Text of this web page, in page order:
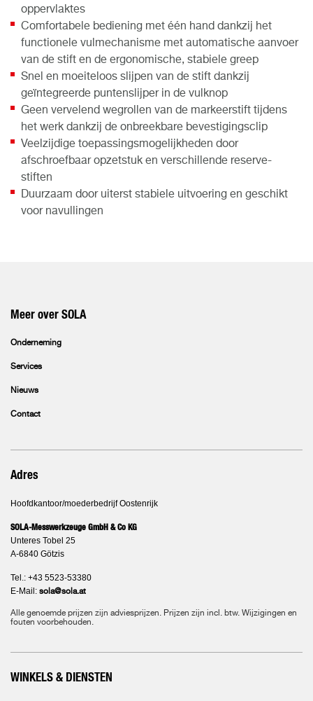
oppervlaktes
Comfortabele bediening met één hand dankzij het
functionele vulmechanisme met automatische aanvoer
van de stift en de ergonomische, stabiele greep
Snel en moeiteloos slijpen van de stift dankzij
geïntegreerde puntenslijper in de vulknop
Geen vervelend wegrollen van de markeerstift tijdens
het werk dankzij de onbreekbare bevestigingsclip
Veelzijdige toepassingsmogelijkheden door
afschroefbaar opzetstuk en verschillende reserve-
stiften
Duurzaam door uiterst stabiele uitvoering en geschikt
voor navullingen
Meer over SOLA
Onderneming
Services
Nieuws
Contact
Adres
Hoofdkantoor/moederbedrijf Oostenrijk
SOLA-Messwerkzeuge GmbH & Co KG
Unteres Tobel 25
A-6840 Götzis
Tel.: +43 5523-53380
E-Mail: sola@sola.at
Alle genoemde prijzen zijn adviesprijzen. Prijzen zijn incl. btw. Wijzigingen en
fouten voorbehouden.
WINKELS & DIENSTEN